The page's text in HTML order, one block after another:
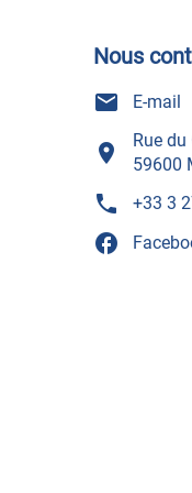
Nous
mail
E-mail
room
Rue
59600
phone +33 3
facebook